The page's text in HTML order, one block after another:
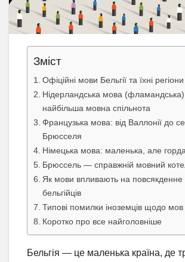
Зміст
Офіційні мови Бельгії та їхні регіони
Нідерландська мова
найбільша мовна спільнота
Французька мова: від Валлонії до
Брюсселя
Німецька мова: маленька, але
Брюссель — справжній мовний
Як мови впливають на повсякденне
бельгійців
Типові помилки іноземців щодо мов
Коротко про все найголовніше
Бельгія — це маленька країна, де